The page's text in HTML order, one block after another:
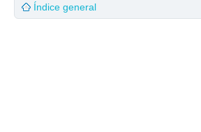
Índice general